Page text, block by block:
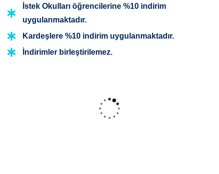
İstek Okulları öğrencilerine %10 indirim
uygulanmaktadır.
Kardeşlere %10 indirim uygulanmaktadır.
İndirimler birleştirilemez.
Bebek Yüzme
Florya Bebek Yüzme Kursu